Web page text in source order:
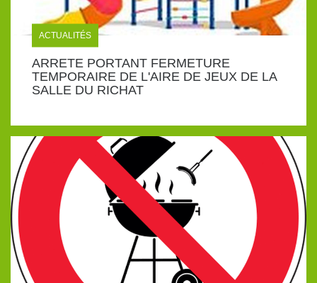
ACTUALITÉS
ARRETE PORTANT FERMETURE
TEMPORAIRE DE L'AIRE DE JEUX DE LA
SALLE DU RICHAT